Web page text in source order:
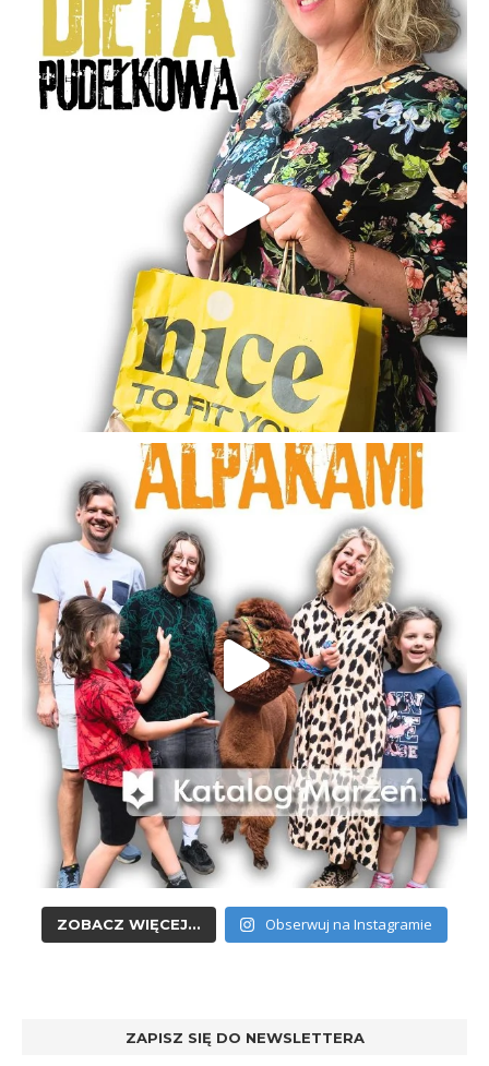
ZOBACZ WIĘCEJ... Obserwuj na Instagramie
ZAPISZ SIĘ DO NEWSLETTERA